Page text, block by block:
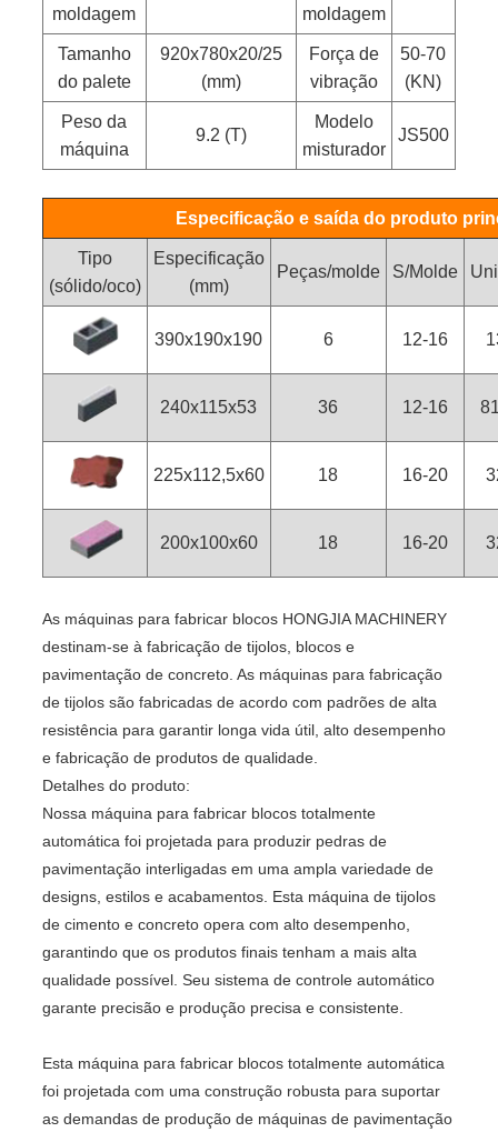
moldagem moldagem
Tamanho
do palete
920x780x20/25
(mm)
Força de
vibração
50-70
(KN)
Peso da
máquina
9.2 (T)
Modelo
misturador
JS500
Especificação e saída do produto
Tipo
(sólido/oco)
Especificação
(mm)
Peças/molde S/Molde
390x190x190 6 12-16
240x115x53 36 12-16
225x112,5x60 18 16-20
200x100x60 18 16-20
As máquinas para fabricar blocos HONGJIA MACHINERY
destinam-se à fabricação de tijolos, blocos e
pavimentação de concreto. As máquinas para fabricação
de tijolos são fabricadas de acordo com padrões de alta
resistência para garantir longa vida útil, alto desempenho
e fabricação de produtos de qualidade.
Detalhes do produto:
Nossa máquina para fabricar blocos totalmente
automática foi projetada para produzir pedras de
pavimentação interligadas em uma ampla variedade de
designs, estilos e acabamentos. Esta máquina de tijolos
de cimento e concreto opera com alto desempenho,
garantindo que os produtos finais tenham a mais alta
qualidade possível. Seu sistema de controle automático
garante precisão e produção precisa e consistente.
Esta máquina para fabricar blocos totalmente automática
foi projetada com uma construção robusta para suportar
as demandas de produção de máquinas de pavimentação